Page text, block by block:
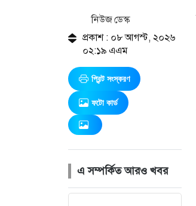
নিউজ ডেস্ক
প্রকাশ : ০৮ আগস্ট, ২০২৬
০২:১৯ এএম
প্রিন্ট সংস্করণ
ফটো কার্ড
এ সম্পর্কিত আরও খবর